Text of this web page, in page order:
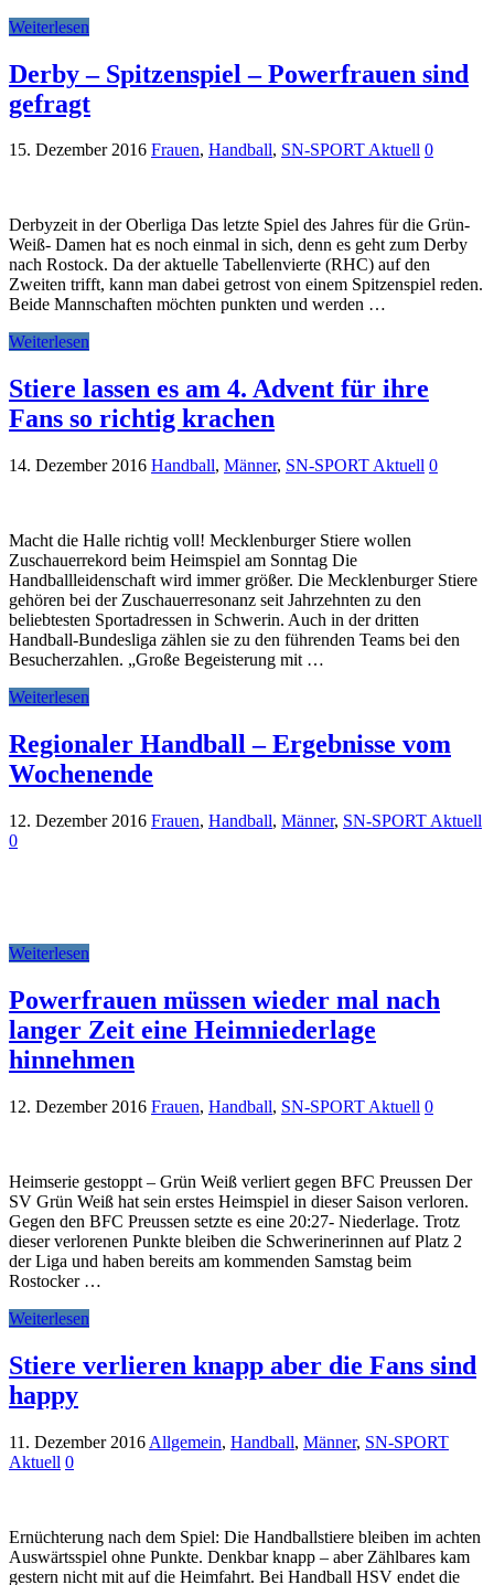
Weiterlesen
Derby – Spitzenspiel – Powerfrauen sind
gefragt
15. Dezember 2016 Frauen, Handball, SN-SPORT Aktuell 0
Derbyzeit in der Oberliga Das letzte Spiel des Jahres für die Grün-
Weiß- Damen hat es noch einmal in sich, denn es geht zum Derby
nach Rostock. Da der aktuelle Tabellenvierte (RHC) auf den
Zweiten trifft, kann man dabei getrost von einem Spitzenspiel reden.
Beide Mannschaften möchten punkten und werden …
Weiterlesen
Stiere lassen es am 4. Advent für ihre
Fans so richtig krachen
14. Dezember 2016 Handball, Männer, SN-SPORT Aktuell 0
Macht die Halle richtig voll! Mecklenburger Stiere wollen
Zuschauerrekord beim Heimspiel am Sonntag Die
Handballleidenschaft wird immer größer. Die Mecklenburger Stiere
gehören bei der Zuschauerresonanz seit Jahrzehnten zu den
beliebtesten Sportadressen in Schwerin. Auch in der dritten
Handball-Bundesliga zählen sie zu den führenden Teams bei den
Besucherzahlen. „Große Begeisterung mit …
Weiterlesen
Regionaler Handball – Ergebnisse vom
Wochenende
12. Dezember 2016 Frauen, Handball, Männer, SN-SPORT Aktuell
0
Weiterlesen
Powerfrauen müssen wieder mal nach
langer Zeit eine Heimniederlage
hinnehmen
12. Dezember 2016 Frauen, Handball, SN-SPORT Aktuell 0
Heimserie gestoppt – Grün Weiß verliert gegen BFC Preussen Der
SV Grün Weiß hat sein erstes Heimspiel in dieser Saison verloren.
Gegen den BFC Preussen setzte es eine 20:27- Niederlage. Trotz
dieser verlorenen Punkte bleiben die Schwerinerinnen auf Platz 2
der Liga und haben bereits am kommenden Samstag beim
Rostocker …
Weiterlesen
Stiere verlieren knapp aber die Fans sind
happy
11. Dezember 2016 Allgemein, Handball, Männer, SN-SPORT
Aktuell 0
Ernüchterung nach dem Spiel: Die Handballstiere bleiben im achten
Auswärtsspiel ohne Punkte. Denkbar knapp – aber Zählbares kam
gestern nicht mit auf die Heimfahrt. Bei Handball HSV endet die